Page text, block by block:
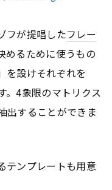
フが提唱したフレー
めるために使うもの
を設けそれぞれを
。4象限のマトリクス
出することができま
テンプレートも用意